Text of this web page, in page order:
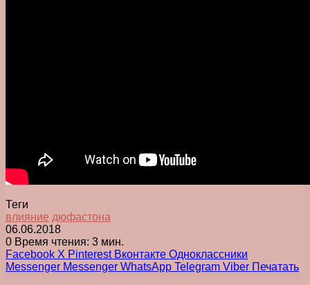
Теги
влияние дюфастона
06.06.2018
0 Время чтения: 3 мин.
Facebook X Pinterest Вконтакте Одноклассники
Messenger Messenger WhatsApp Telegram Viber Печатать